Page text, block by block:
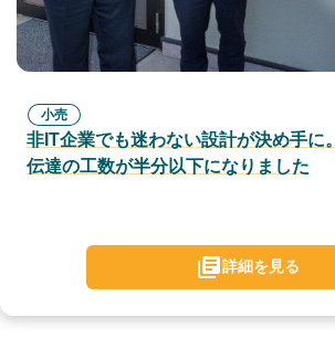
小売
非IT企業でも迷わない設計が決め手に
伝達の工数が半分以下になりました
詳細を見る